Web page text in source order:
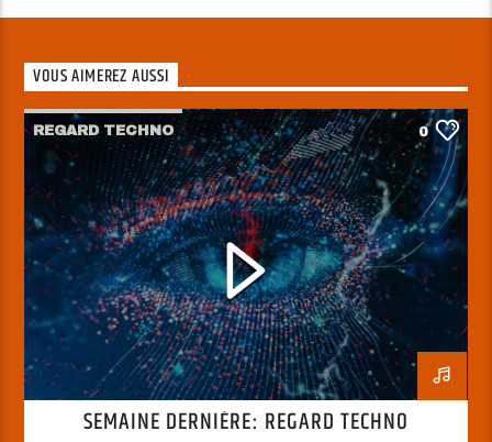
VOUS AIMEREZ AUSSI
REGARD TECHNO 0
SEMAINE DERNIÈRE: REGARD TECHNO